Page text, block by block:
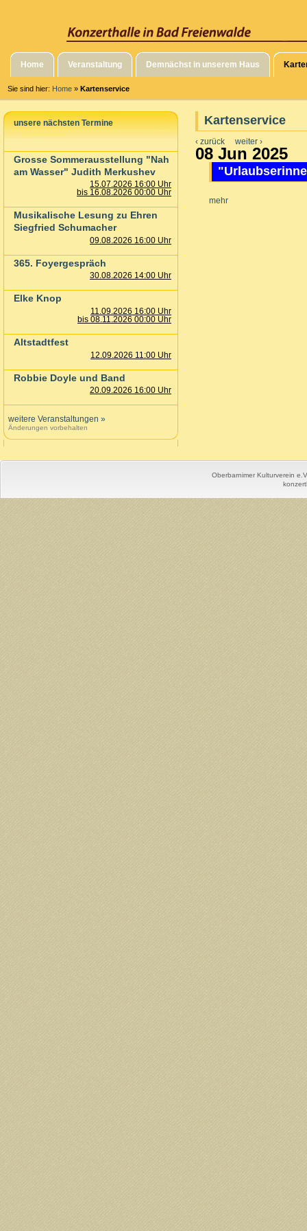
Home Veranstaltung Demnächst in unserem Haus
Sie sind hier: Home» Kartenservice
unsere nächsten Termine
Grosse Sommerausstellung "Nah
am Wasser" Judith Merkushev
15.07.2026 16:00 Uhr
bis 16.08.2026 00:00 Uhr
Musikalische Lesung zu Ehren
Siegfried Schumacher
09.08.2026 16:00 Uhr
365. Foyergespräch
30.08.2026 14:00 Uhr
Elke Knop
11.09.2026 16:00 Uhr
bis 08.11.2026 00:00 Uhr
Altstadtfest
12.09.2026 11:00 Uhr
Robbie Doyle und Band
20.09.2026 16:00 Uhr
weitere Veranstaltungen »
Änderungen vorbehalten
Kartenservice
‹ zurück weiter ›
08 Jun 2025
mehr
Oberbarnimer Kulturverein